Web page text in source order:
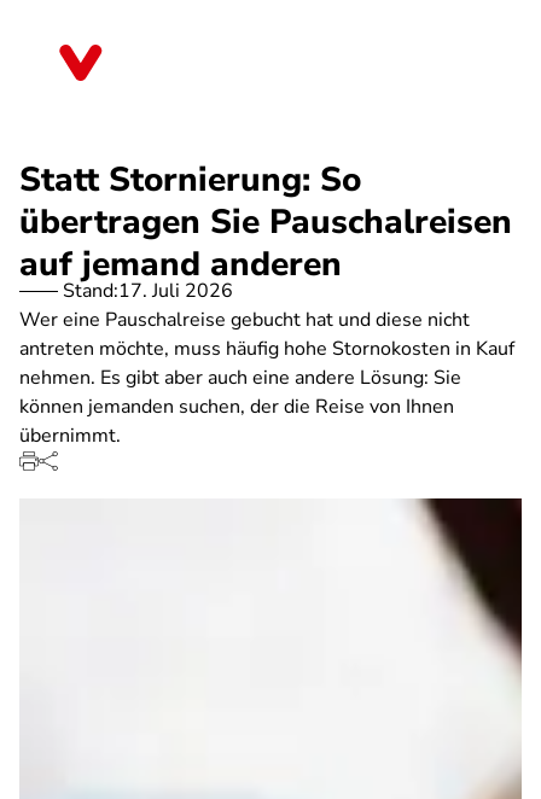
Statt Stornierung: So
übertragen Sie Pauschalreisen
auf jemand anderen
Stand:17. Juli 2026
Wer eine Pauschalreise gebucht hat und diese nicht
antreten möchte, muss häufig hohe Stornokosten in Kauf
nehmen. Es gibt aber auch eine andere Lösung: Sie
können jemanden suchen, der die Reise von Ihnen
übernimmt.